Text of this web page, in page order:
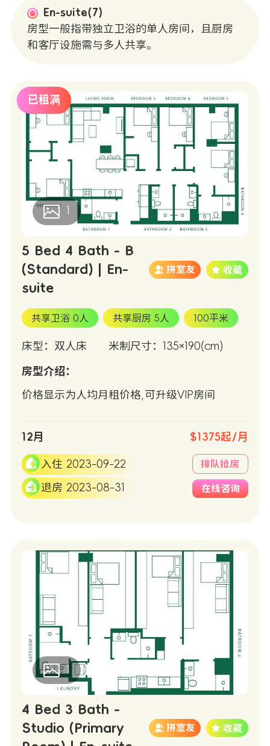
En-suite(7)
房型一般指带独立卫浴的单人房间，且厨房
和客厅设施需与多人共享。
已租满
5 Bed 4 Bath - B
(Standard) | En-
suite
拼室友
共享卫浴 0人 共享厨房 5人 100平米
床型：双人床 米制尺寸：135×190(cm)
房型介绍：
价格显示为人均月租价格,可升级VIP房间
12月 $1375起/月
入住 2023-09-22
退房 2023-08-31
排队抢房
在线咨询
1
4 Bed 3 Bath -
Studio (Primary
拼室友